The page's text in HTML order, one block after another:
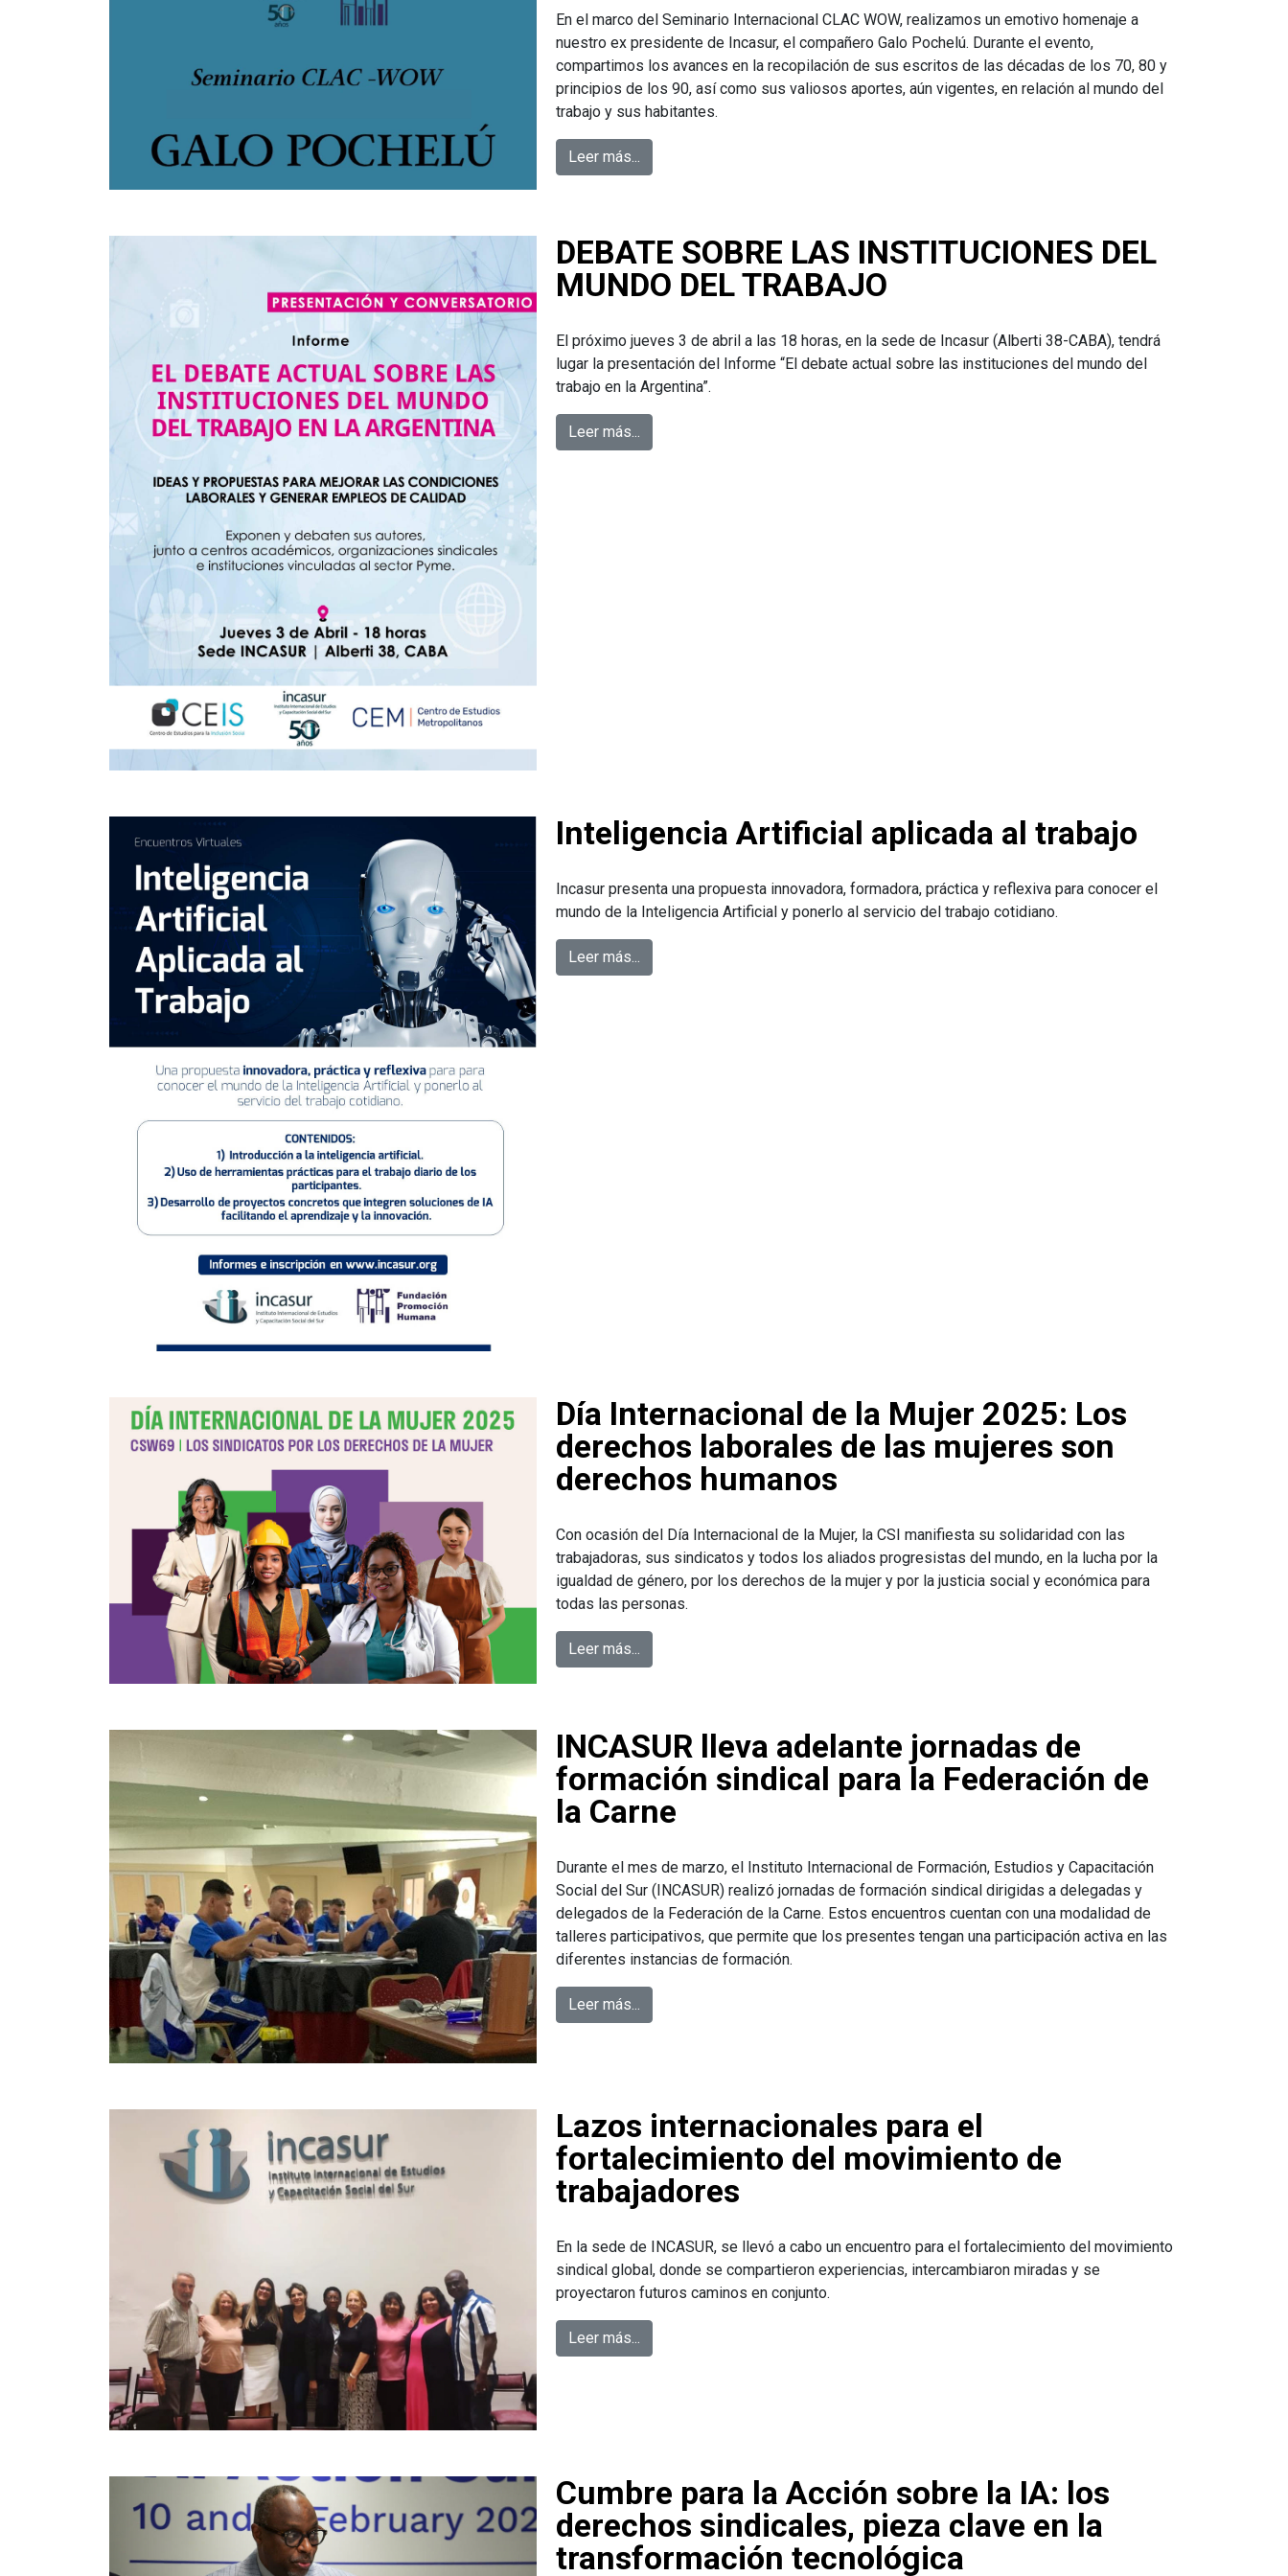
En el marco del Seminario Internacional CLAC WOW, realizamos un emotivo homenaje a
nuestro ex presidente de Incasur, el compañero Galo Pochelú. Durante el evento,
compartimos los avances en la recopilación de sus escritos de las décadas de los 70, 80 y
principios de los 90, así como sus valiosos aportes, aún vigentes, en relación al mundo del
trabajo y sus habitantes.
Leer más...
DEBATE SOBRE LAS INSTITUCIONES DEL
MUNDO DEL TRABAJO
El próximo jueves 3 de abril a las 18 horas, en la sede de Incasur (Alberti 38-CABA), tendrá
lugar la presentación del Informe “El debate actual sobre las instituciones del mundo del
trabajo en la Argentina”.
Leer más...
Inteligencia Artificial aplicada al trabajo
Incasur presenta una propuesta innovadora, formadora, práctica y reflexiva para conocer el
mundo de la Inteligencia Artificial y ponerlo al servicio del trabajo cotidiano.
Leer más...
Día Internacional de la Mujer 2025: Los
derechos laborales de las mujeres son
derechos humanos
Con ocasión del Día Internacional de la Mujer, la CSI manifiesta su solidaridad con las
trabajadoras, sus sindicatos y todos los aliados progresistas del mundo, en la lucha por la
igualdad de género, por los derechos de la mujer y por la justicia social y económica para
todas las personas.
Leer más...
INCASUR lleva adelante jornadas de
formación sindical para la Federación de
la Carne
Durante el mes de marzo, el Instituto Internacional de Formación, Estudios y Capacitación
Social del Sur (INCASUR) realizó jornadas de formación sindical dirigidas a delegadas y
delegados de la Federación de la Carne. Estos encuentros cuentan con una modalidad de
talleres participativos, que permite que los presentes tengan una participación activa en las
diferentes instancias de formación.
Leer más...
Lazos internacionales para el
fortalecimiento del movimiento de
trabajadores
En la sede de INCASUR, se llevó a cabo un encuentro para el fortalecimiento del movimiento
sindical global, donde se compartieron experiencias, intercambiaron miradas y se
proyectaron futuros caminos en conjunto.
Leer más...
Cumbre para la Acción sobre la IA: los
derechos sindicales, pieza clave en la
transformación tecnológica